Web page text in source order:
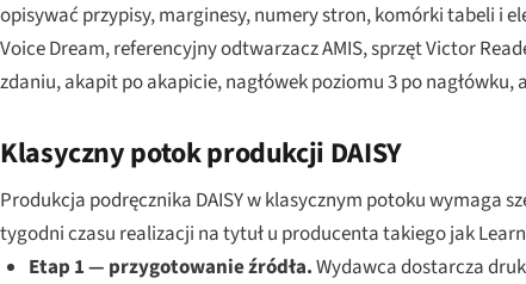
opisywać przypisy, marginesy, numery stron, komórki tabeli i
Voice Dream, referencyjny odtwarzacz AMIS, sprzęt Victor
zdaniu, akapit po akapicie, nagłówek poziomu 3 po
Klasyczny potok produkcji DAISY
Produkcja podręcznika DAISY w klasycznym potoku wymaga
tygodni czasu realizacji na tytuł u producenta takiego jak
Etap 1 — przygotowanie źródła.Wydawca dostarcza